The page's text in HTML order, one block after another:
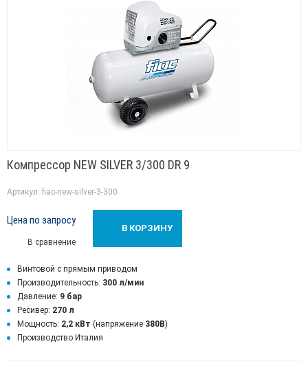
Компрессор NEW SILVER 3/300 DR 9
Артикул: fiac-new-silver-3-300
Винтовой с прямым приводом
Производительность: 300 л/мин
Давление: 9 бар
Ресивер: 270 л
Мощность: 2,2 кВт (напряжение 380В)
Производство Италия
Цена по запросу
В сравнение
В КОРЗИНУ